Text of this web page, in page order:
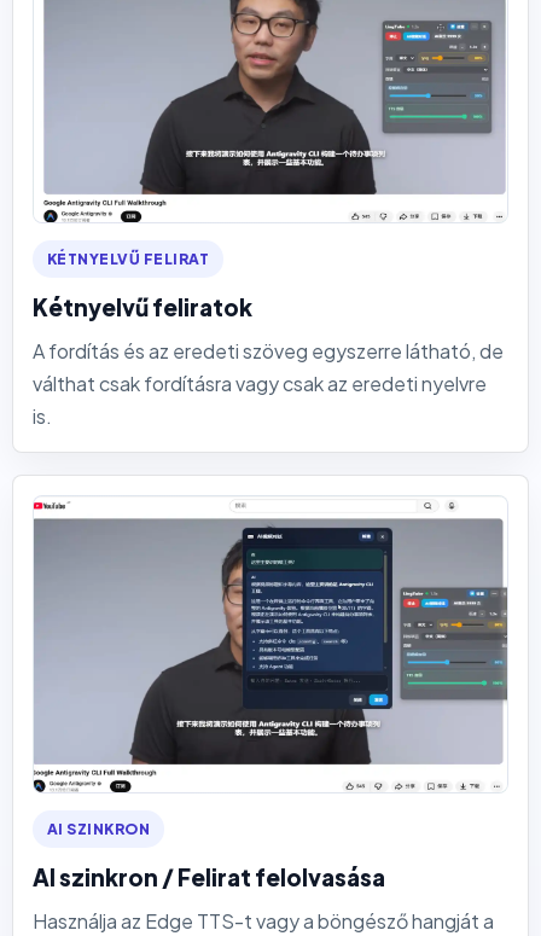
KÉTNYELVŰ FELIRAT
Kétnyelvű feliratok
A fordítás és az eredeti szöveg egyszerre látható, de
válthat csak fordításra vagy csak az eredeti nyelvre
is.
AI SZINKRON
AI szinkron / Felirat felolvasása
Használja az Edge TTS-t vagy a böngésző hangját a